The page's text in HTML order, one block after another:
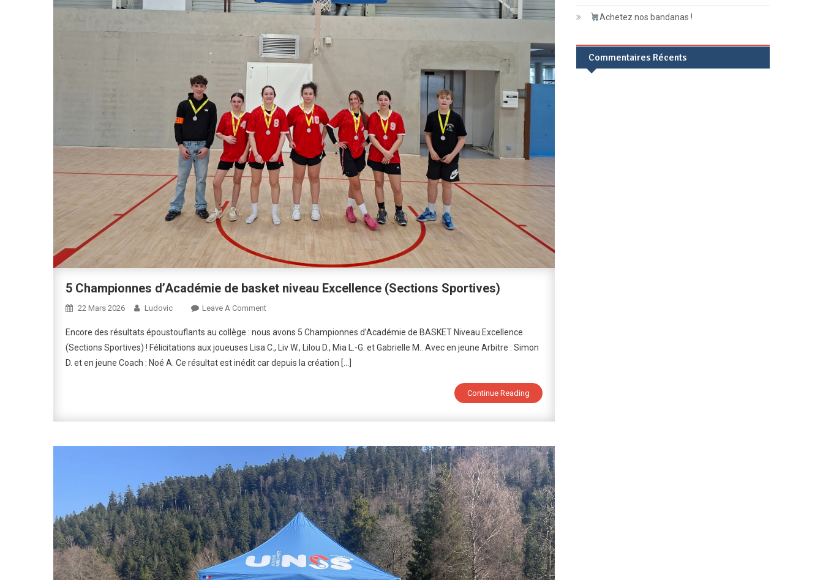
5 Championnes d’Académie de basket niveau Excellence (Sections Sportives)
22 Mars 2026 Ludovic Leave A CommentOn
Championnes
D’Académie
De
Encore des résultats époustouflants au collège : nous avons 5 Championnes d’Académie de BASKET Niveau Excellence
(Sections Sportives) ! Félicitations aux joueuses Lisa C., Liv W., Lilou D., Mia L.-G. et Gabrielle M.. Avec en jeune Arbitre : Simon
D. et en jeune Coach : Noé A. Ce résultat est inédit car depuis la création […]
Continue Reading
Achetez nos bandanas !
Commentaires Récents